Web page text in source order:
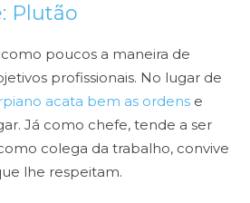
Plutão
poucos a maneira de
profissionais. No lugar de
acata bem as ordens e
Já como chefe, tende a ser
colega da trabalho, convive
lhe respeitam.